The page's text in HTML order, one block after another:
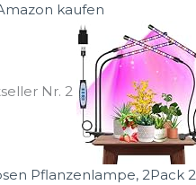
kaufen
Nr. 2
Pflanzenlampe, 2Pack